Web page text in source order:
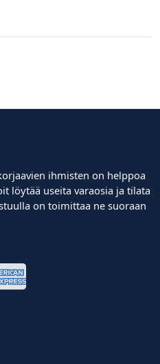
ihmisten on helppoa
löytää useita varaosia ja tilata
on toimittaa ne suoraan